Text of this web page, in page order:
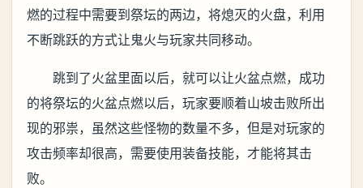
燃的过程中需要到祭坛的两边，将熄灭的火盘，利用
不断跳跃的方式让鬼火与玩家共同移动。
跳到了火盆里面以后，就可以让火盆点燃，成功
的将祭坛的火盆点燃以后，玩家要顺着山坡击败所出
现的邪祟，虽然这些怪物的数量不多，但是对玩家的
攻击频率却很高，需要使用装备技能，才能将其击
败。